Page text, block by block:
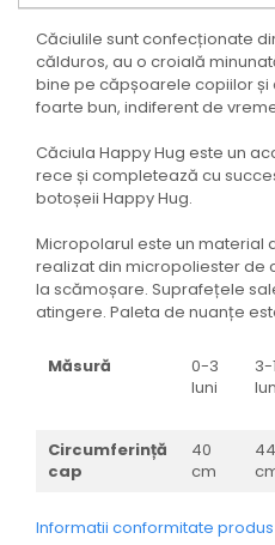
Căciulile sunt confecționate
călduros, au o croială
bine pe căpșoarele copiilor
foarte bun, indiferent de
Căciula Happy Hug este un
rece și completează cu
botoșeii Happy Hug.
Micropolarul este un material
realizat din micropoliester de
la scămoșare. Suprafețele
atingere. Paleta de nuanțe
Măsură
0-3
luni
3-
Circumferință
cap
40
cm
44
Informatii conformitate produs